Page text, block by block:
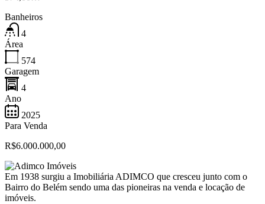
Banheiros
4
Área
574
Garagem
4
Ano
2025
Para Venda
R$6.000.000,00
Em 1938 surgiu a Imobiliária ADIMCO que cresceu junto com o
Bairro do Belém sendo uma das pioneiras na venda e locação de
imóveis.